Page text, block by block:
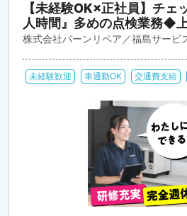
【未経験OK×正社員】チェ
人時間』多めの点検業務◆
株式会社バーンリペア／福島サービ
未経験歓迎 車通勤OK 交通費支給